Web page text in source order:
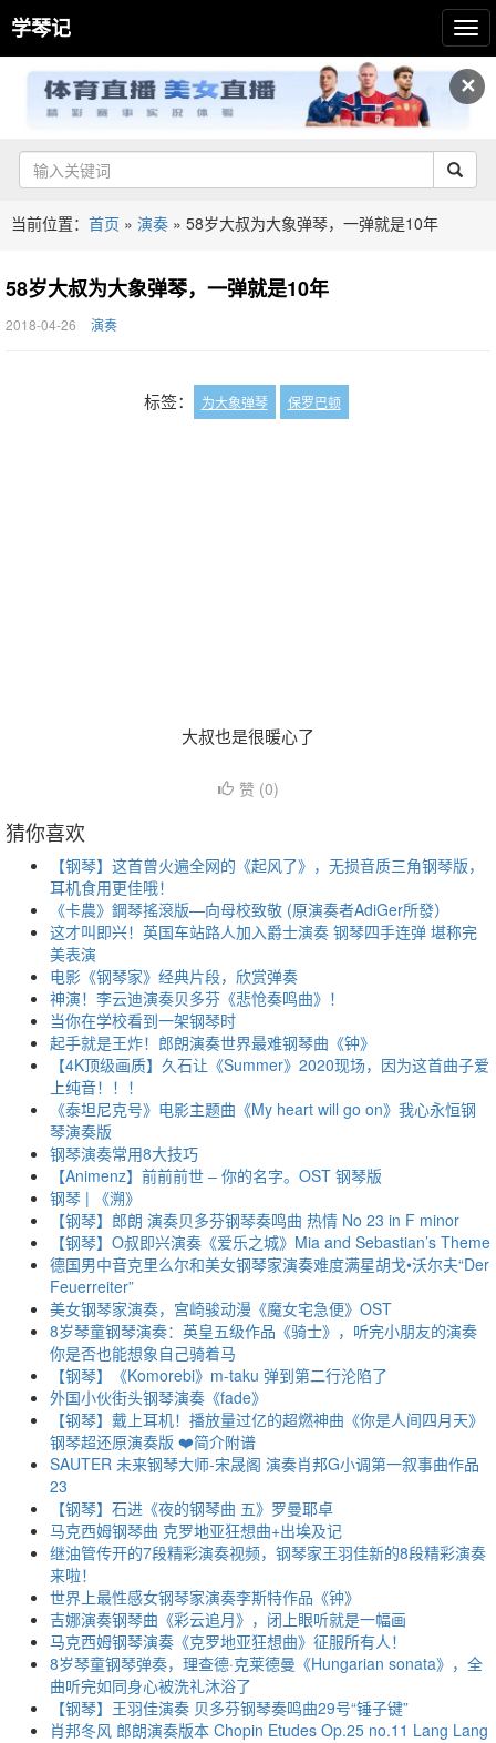
✕
学琴记
当前位置： 首页 » 演奏 » 58岁大叔为大象弹琴，一弹就是10年
58岁大叔为大象弹琴，一弹就是10年
2018-04-26 演奏
标签： 为大象弹琴 保罗巴顿
大叔也是很暖心了
赞 (0)
猜你喜欢
【钢琴】这首曾火遍全网的《起风了》，无损音质三角钢琴版，
耳机食用更佳哦！
《卡農》鋼琴搖滾版—向母校致敬 (原演奏者AdiGer所發）
这才叫即兴！英国车站路人加入爵士演奏 钢琴四手连弹 堪称完
美表演
电影《钢琴家》经典片段，欣赏弹奏
神演！李云迪演奏贝多芬《悲怆奏鸣曲》！
当你在学校看到一架钢琴时
起手就是王炸！郎朗演奏世界最难钢琴曲《钟》
【4K顶级画质】久石让《Summer》2020现场，因为这首曲子爱
上纯音！！！
《泰坦尼克号》电影主题曲《My heart will go on》我心永恒钢
琴演奏版
钢琴演奏常用8大技巧
【Animenz】前前前世 – 你的名字。OST 钢琴版
钢琴 | 《溯》
【钢琴】郎朗 演奏贝多芬钢琴奏鸣曲 热情 No 23 in F minor
【钢琴】O叔即兴演奏《爱乐之城》Mia and Sebastian’s Theme
德国男中音克里么尔和美女钢琴家演奏难度满星胡戈•沃尔夫“Der
Feuerreiter”
美女钢琴家演奏，宫崎骏动漫《魔女宅急便》OST
8岁琴童钢琴演奏：英皇五级作品《骑士》，听完小朋友的演奏
你是否也能想象自己骑着马
【钢琴】《Komorebi》m-taku 弹到第二行沦陷了
外国小伙街头钢琴演奏《fade》
【钢琴】戴上耳机！播放量过亿的超燃神曲《你是人间四月天》
钢琴超还原演奏版 ❤️简介附谱
SAUTER 未来钢琴大师-宋晟阁 演奏肖邦G小调第一叙事曲作品
23
【钢琴】石进《夜的钢琴曲 五》罗曼耶卓
马克西姆钢琴曲 克罗地亚狂想曲+出埃及记
继油管传开的7段精彩演奏视频，钢琴家王羽佳新的8段精彩演奏
来啦！
世界上最性感女钢琴家演奏李斯特作品《钟》
吉娜演奏钢琴曲《彩云追月》，闭上眼听就是一幅画
马克西姆钢琴演奏《克罗地亚狂想曲》征服所有人！
8岁琴童钢琴弹奏，理查德·克莱德曼《Hungarian sonata》，全
曲听完如同身心被洗礼沐浴了
【钢琴】王羽佳演奏 贝多芬钢琴奏鸣曲29号“锤子键”
肖邦冬风 郎朗演奏版本 Chopin Etudes Op.25 no.11 Lang Lang